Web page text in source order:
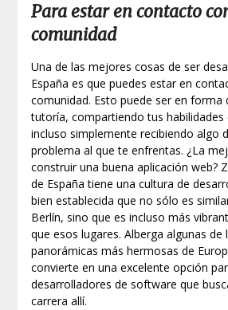
Para estar en contacto
comunidad
Una de las mejores cosas de ser
España es que puedes estar en
comunidad. Esto puede ser en forma
tutoría, compartiendo tus habilidades
incluso simplemente recibiendo algo
problema al que te enfrentas. ¿La
construir una buena aplicación web?
de España tiene una cultura de
bien establecida que no sólo es
Berlín, sino que es incluso más
que esos lugares. Alberga algunas de
panorámicas más hermosas de
convierte en una excelente opción
desarrolladores de software que
carrera allí.